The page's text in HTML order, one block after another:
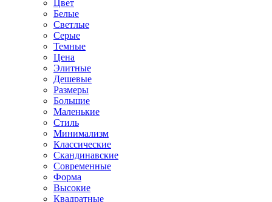
Цвет
Белые
Светлые
Серые
Темные
Цена
Элитные
Дешевые
Размеры
Большие
Маленькие
Стиль
Минимализм
Классические
Скандинавские
Современные
Форма
Высокие
Квадратные